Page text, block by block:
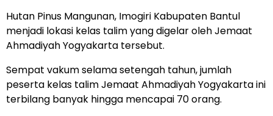
Hutan Pinus Mangunan, Imogiri Kabupaten Bantul
menjadi lokasi kelas talim yang digelar oleh Jemaat
Ahmadiyah Yogyakarta tersebut.
Sempat vakum selama setengah tahun, jumlah
peserta kelas talim Jemaat Ahmadiyah Yogyakarta ini
terbilang banyak hingga mencapai 70 orang.